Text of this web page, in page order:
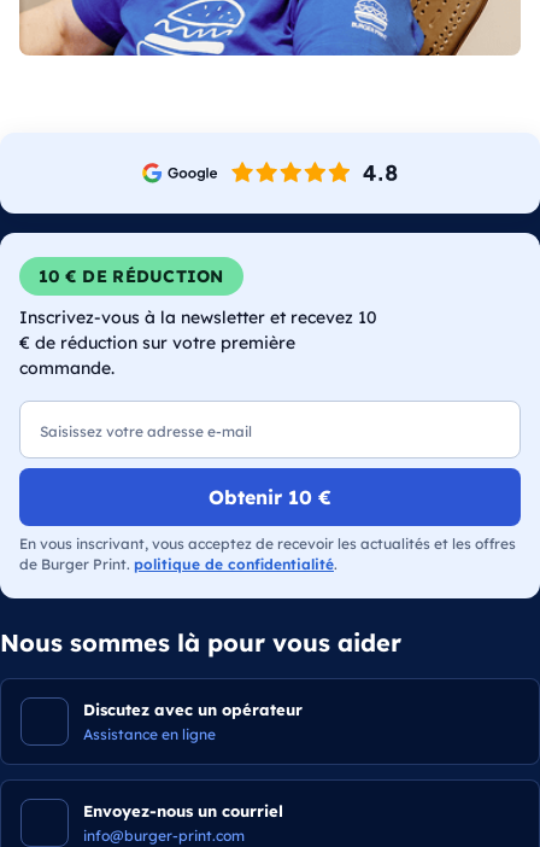
10 € DE RÉDUCTION
Inscrivez-vous à la newsletter et recevez 10
€ de réduction sur votre première
commande.
E-mail
Obtenir 10 €
En vous inscrivant, vous acceptez de recevoir les actualités et les offres
de Burger Print. politique de confidentialité.
Nous sommes là pour vous aider
Discutez avec un opérateur
Assistance en ligne
Envoyez-nous un courriel
info@burger-print.com